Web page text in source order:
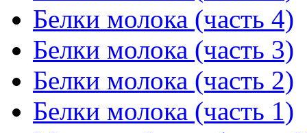
Белки молока (часть 4)
Белки молока (часть 3)
Белки молока (часть 2)
Белки молока (часть 1)